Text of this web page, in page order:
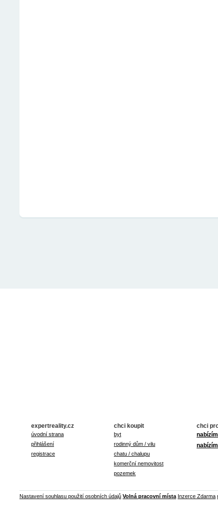
expertreality.cz
úvodní strana
přihlášení
registrace
chci koupit
byt
rodinný dům / vilu
chatu / chalupu
komerční nemovitost
pozemek
chci
Nastavení souhlasu použití osobních údajů Volná pracovní místa Inzerce Zdarma